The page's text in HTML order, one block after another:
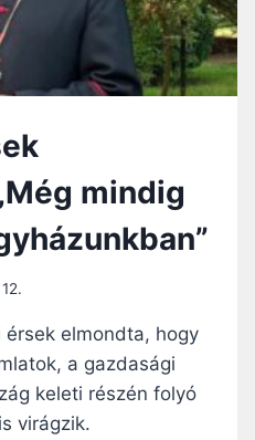
mindig
érsek elmondta, hogy
a gazdasági
keleti részén folyó
virágzik.